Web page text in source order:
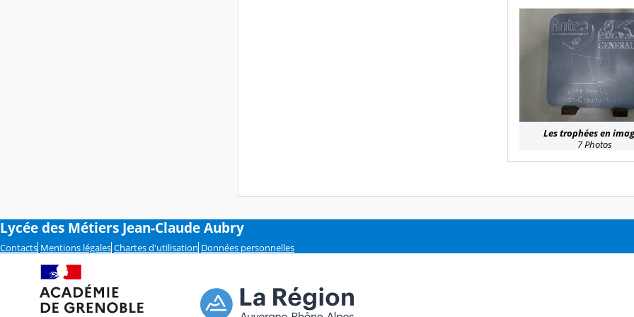
Les trophées en
7 Photos
Lycée des Métiers Jean-Claude Aubry
Contacts Mentions légales Chartes d'utilisation Données personnelles